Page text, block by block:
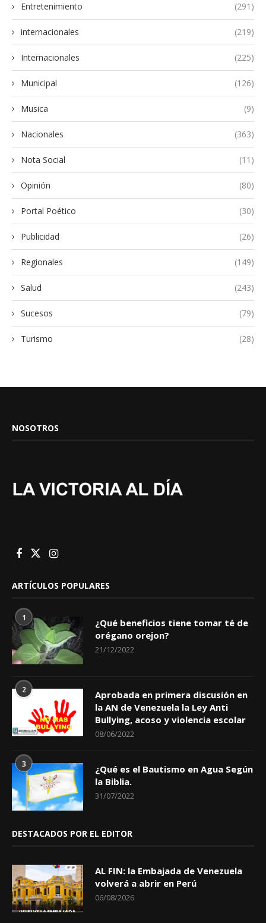
Entretenimiento (291)
internacionales (219)
Internacionales (225)
Municipal (126)
Musica (9)
Nacionales (363)
Nota Social (11)
Opinión (80)
Portal Poético (30)
Publicidad (26)
Regionales (149)
Salud (243)
Sucesos (79)
Turismo (28)
NOSOTROS
ARTÍCULOS POPULARES
1
¿Qué beneficios tiene tomar té de
orégano orejon?
21/12/2022
2
Aprobada en primera discusión en
la AN de Venezuela la Ley Anti
Bullying, acoso y violencia escolar
08/06/2022
3
¿Qué es el Bautismo en Agua Según
la Biblia.
31/07/2022
DESTACADOS POR EL EDITOR
AL FIN: la Embajada de Venezuela
volverá a abrir en Perú
06/08/2026